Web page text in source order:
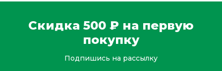
Скидка 500 ₽ на первую
покупку
Подпишись на рассылку